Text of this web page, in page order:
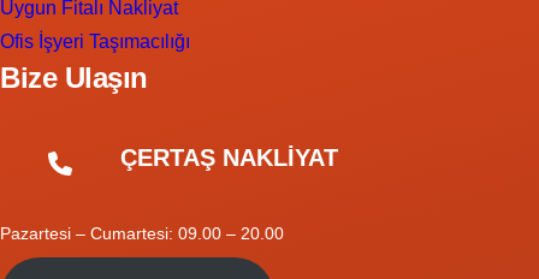
Uygun Fitalı Nakliyat
Ofis İşyeri Taşımacılığı
Bize Ulaşın
ÇERTAŞ NAKLİYAT
Pazartesi – Cumartesi: 09.00 – 20.00